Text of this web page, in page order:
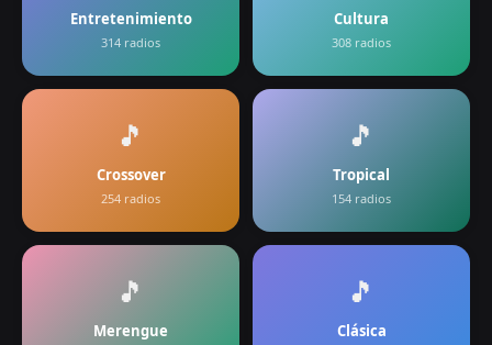
Entretenimiento
314 radios
Cultura
308 radios
🎵
Crossover
254 radios
🎵
Tropical
154 radios
🎵
Merengue
🎵
Clásica